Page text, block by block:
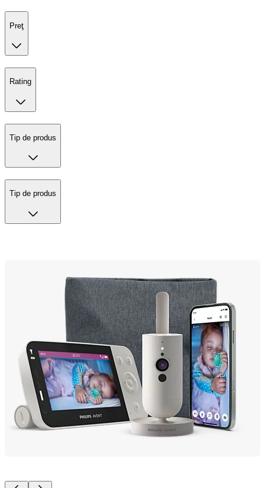
Preţ
Rating
Tip de produs
Tip de produs